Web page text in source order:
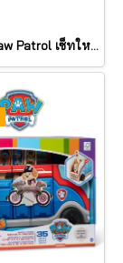
ของเล่นรถ Paw Patrol เซ็ทใหญ่ Wooden PAW Patroller Activity Center รุ่น 33328 ยี่ห้อ Melissa & Doug